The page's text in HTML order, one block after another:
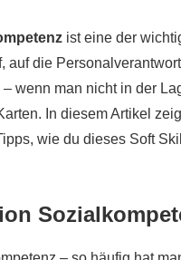
ist eine der
auf die
wenn man nicht in der
In diesem Artikel
wie du dieses Soft